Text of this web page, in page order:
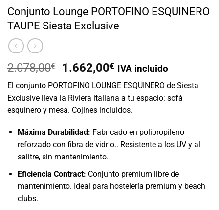
Conjunto Lounge PORTOFINO ESQUINERO
TAUPE Siesta Exclusive
2.078,00€
El
original
era:
2.078,00€.
1.662,00€El
actual
es:
1.662,00€.
IVA incluido
El conjunto PORTOFINO LOUNGE ESQUINERO de Siesta
Exclusive lleva la Riviera italiana a tu espacio: sofá
esquinero y mesa. Cojines incluidos.
Máxima Durabilidad: Fabricado en polipropileno
reforzado con fibra de vidrio.. Resistente a los UV y al
salitre, sin mantenimiento.
Eficiencia Contract: Conjunto premium libre de
mantenimiento. Ideal para hostelería premium y beach
clubs.